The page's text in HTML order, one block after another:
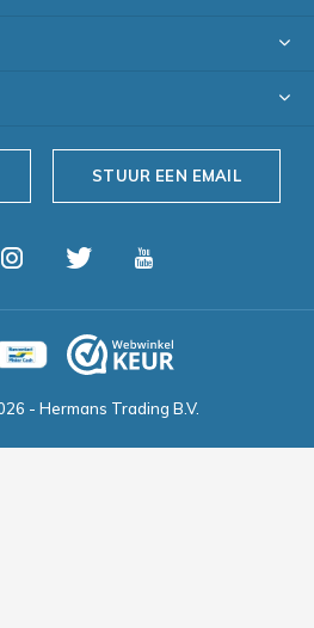
STUUR EEN EMAIL
- Hermans Trading B.V.